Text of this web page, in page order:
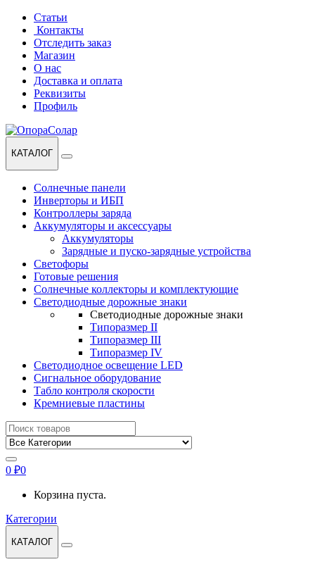
Перейти
навигации
Перейти
содержанию
Статьи
Контакты
Отследить заказ
Магазин
О нас
Доставка и оплата
Реквизиты
Профиль
КАТАЛОГ
Солнечные панели
Инверторы и ИБП
Контроллеры заряда
Аккумуляторы и аксессуары
Аккумуляторы
Зарядные и пуско-зарядные устройства
Светофоры
Готовые решения
Солнечные коллекторы и комплектующие
Светодиодные дорожные знаки
Светодиодные дорожные знаки
Типоразмер II
Типоразмер III
Типоразмер IV
Светодиодное освещение LED
Сигнальное оборудование
Табло контроля скорости
Кремниевые пластины
Найти:
0 ₽0
Корзина пуста.
Категории
КАТАЛОГ